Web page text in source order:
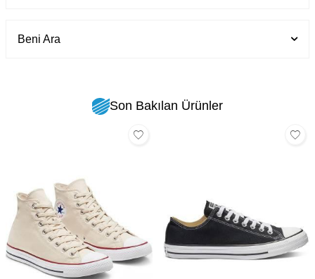
Beni Ara
Son Bakılan Ürünler